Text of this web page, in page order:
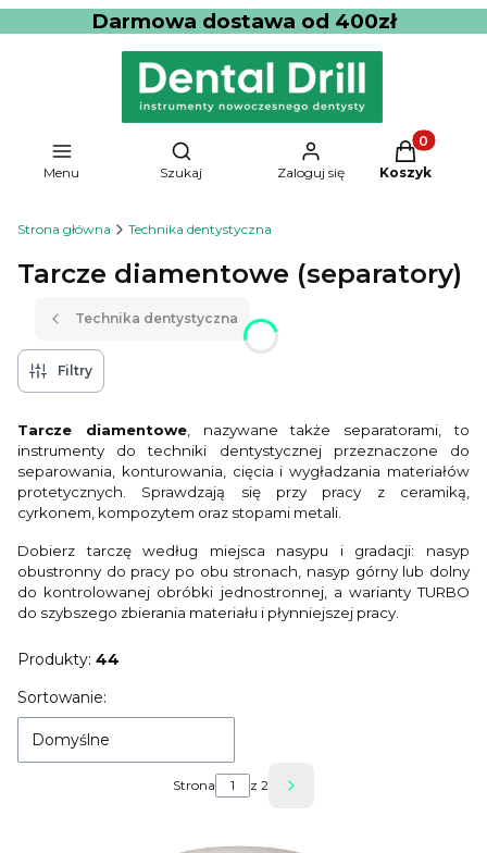
Darmowa dostawa od 400zł
Menu
Otwórz wyszukiwarkę
Szukaj Zaloguj się
Produkty w
Koszyk
Strona główna Technika dentystyczna
Tarcze diamentowe (separatory)
Technika dentystyczna
Filtry
Tarcze diamentowe, nazywane także separatorami, to
instrumenty do techniki dentystycznej przeznaczone do
separowania, konturowania, cięcia i wygładzania materiałów
protetycznych. Sprawdzają się przy pracy z ceramiką,
cyrkonem, kompozytem oraz stopami metali.
Dobierz tarczę według miejsca nasypu i gradacji: nasyp
obustronny do pracy po obu stronach, nasyp górny lub dolny
do kontrolowanej obróbki jednostronnej, a warianty TURBO
do szybszego zbierania materiału i płynniejszej pracy.
Produkty: 44
Lista produktów
Sortowanie:
Domyślne
Strona z 2 Następne produkty